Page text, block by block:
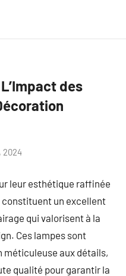
des
2024
leur esthétique raffinée
un excellent
qui valorisent à la
Ces lampes sont
aux détails,
qualité pour garantir la